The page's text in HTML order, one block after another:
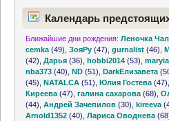
Календарь
Ближайшие дни рождения: Леночка
cemka (49) ,ЗояРу (47) ,gurnalist (46) ,
(42) ,Дарья (36) ,hobbi2014 (53) ,
nba373 (40) ,ND (51) ,DarkЕлизавета
(45) ,NATALCA (51) ,Юлия Гостева (47)
Киреева (47) ,галина сахарова (68) ,
(44) ,Андрей Зачепилов (30) ,kireeva
Arnold1352 (40) ,Лариса Оводнева